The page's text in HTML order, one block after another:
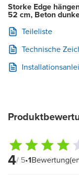
Storke Edge
52 cm, Beton
Teileliste
Technische
4/ 5•1